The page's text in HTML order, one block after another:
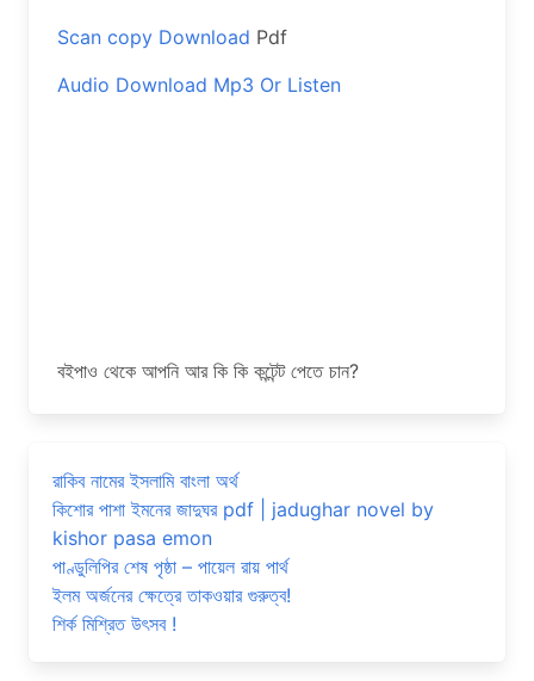
Scan copy Download Pdf
Audio Download Mp3 Or Listen
বইপাও থেকে আপনি আর কি কি কন্টেন্ট পেতে চান?
রাকিব নামের ইসলামি বাংলা অর্থ
কিশোর পাশা ইমনের জাদুঘর pdf | jadughar novel by
kishor pasa emon
পাণ্ডুলিপির শেষ পৃষ্ঠা – পায়েল রায় পার্থ
ইলম অর্জনের ক্ষেত্রে তাকওয়ার গুরুত্ব!
শির্ক মিশ্রিত উৎসব !